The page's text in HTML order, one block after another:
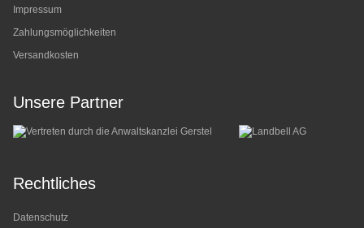
Impressum
Zahlungsmöglichkeiten
Versandkosten
Unsere Partner
Rechtliches
Datenschutz